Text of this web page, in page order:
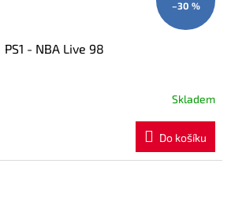
–30 %
PS1 - NBA Live 98
Skladem
Do košíku